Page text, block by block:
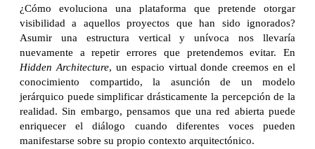
¿Cómo evoluciona una plataforma que pretende otorgar
visibilidad a aquellos proyectos que han sido ignorados?
Asumir una estructura vertical y unívoca nos llevaría
nuevamente a repetir errores que pretendemos evitar. En
Hidden Architecture, un espacio virtual donde creemos en el
conocimiento compartido, la asunción de un modelo
jerárquico puede simplificar drásticamente la percepción de la
realidad. Sin embargo, pensamos que una red abierta puede
enriquecer el diálogo cuando diferentes voces pueden
manifestarse sobre su propio contexto arquitectónico.